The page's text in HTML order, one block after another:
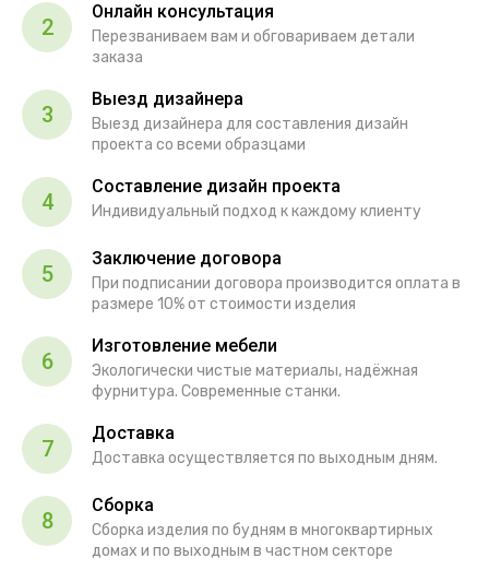
2
Онлайн консультация
Перезваниваем вам и обговариваем детали
заказа
3
Выезд дизайнера
Выезд дизайнера для составления дизайн
проекта со всеми образцами
4
Составление дизайн проекта
Индивидуальный подход к каждому клиенту
5
Заключение договора
При подписании договора производится оплата в
размере 10% от стоимости изделия
6
Изготовление мебели
Экологически чистые материалы, надёжная
фурнитура. Современные станки.
7
Доставка
Доставка осуществляется по выходным дням.
8
Сборка
Сборка изделия по будням в многоквартирных
домах и по выходным в частном секторе